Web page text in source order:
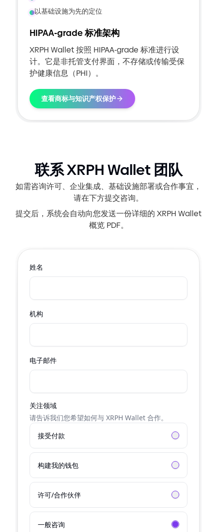
以基础设施为先的定位
HIPAA-grade 标准架构
XRPH Wallet 按照 HIPAA-grade 标准进行设
计。它是非托管支付界面，不存储或传输受保
护健康信息（PHI）。
查看商标与知识产权保护
联系 XRPH Wallet 团队
如需咨询许可、企业集成、基础设施部署或合作事宜，
请在下方提交咨询。
提交后，系统会自动向您发送一份详细的 XRPH Wallet
概览 PDF。
姓名
机构
电子邮件
关注领域
请告诉我们您希望如何与 XRPH Wallet 合作。
接受付款
构建我的钱包
许可/合作伙伴
一般咨询